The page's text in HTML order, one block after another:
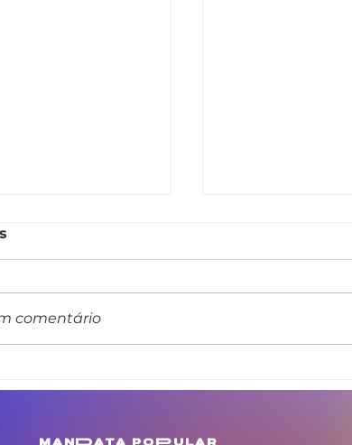
lei que veda
melhorias para
comentário